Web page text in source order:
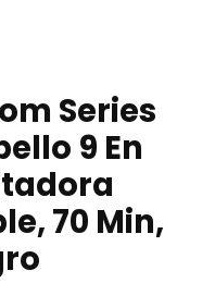
Series
9 En
70 Min,